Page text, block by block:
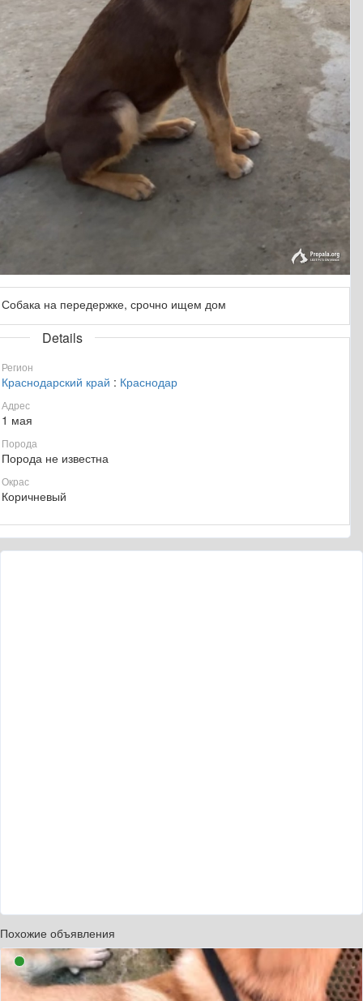
Собака на передержке, срочно ищем дом
Details
Регион
Краснодарский край : Краснодар
Адрес
1 мая
Порода
Порода не известна
Окрас
Коричневый
Похожие объявления